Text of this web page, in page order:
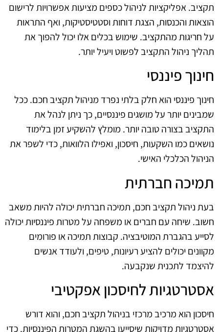
תקציב. אפליקציות לניהול כספים מציעות אפשרויות לרישום
הוצאות והכנסות, הצגת דוחות וסטטיסטיקות, ואף התראות
על חריגות מהתקציב. שימוש בכלים אלו יכול להפוך את
תהליך ניהול התקציב לפשוט ויעיל יותר.
חינוך פיננסי
חינוך פיננסי הוא חלק בלתי נפרד מניהול תקציב חכם. ככל
שמבינים יותר על מושגים פיננסיים, כך ניתן לנהל את
התקציב בצורה טובה יותר. מומלץ להשקיע זמן בלימוד
נושאים כמו השקעות, חיסכון, ואפילו הלוואות, כדי לשפר את
הניהול הכלכלי האישי.
תמיכה חברתית
בעת ניהול תקציב חכם, תמיכה חברתית יכולה להיות משאב
חשוב. שיחה עם חברים או משפחה על מטרות פיננסיות יכולה
לסייע בהגברת המוטיבציה. קבוצות תמיכה או פורומים
מקוונים יכולים להציע רעיונות, טיפים, ולעודד אנשים
להיצמד לתכנית שנקבעה.
אסטרטגיות לחיסכון אפקטיבי
חיסכון הוא מרכיב מרכזי בניהול תקציב חכם, והוא דורש
אסטרטגיות מדויקות שיסייעו בהשגת המטרות הפיננסיות. כדי